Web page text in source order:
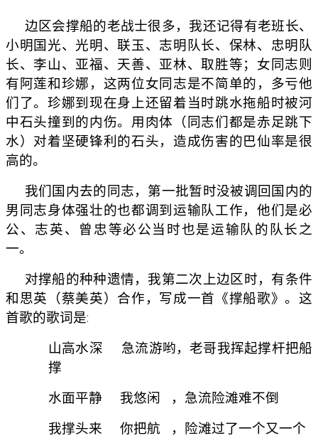
边区会撑船的老战士很多，我还记得有老班长、
小明国光、光明、联玉、志明队长、保林、忠明队
长、李山、亚福、天善、亚林、取胜等；女同志则
有阿莲和珍娜，这两位女同志是不简单的，多亏他
们了。珍娜到现在身上还留着当时跳水拖船时被河
中石头撞到的内伤。用肉体（同志们都是赤足跳下
水）对着坚硬锋利的石头，造成伤害的巴仙率是很
高的。
我们国内去的同志，第一批暂时没被调回国内的
男同志身体强壮的也都调到运输队工作，他们是必
公、志英、曾忠等必公当时也是运输队的队长之
一。
对撑船的种种遗情，我第二次上边区时，有条件
和思英（蔡美英）合作，写成一首《撑船歌》。这
首歌的歌词是:
山高水深 急流游哟，老哥我挥起撑杆把船
撑
水面平静 我悠闲 ，急流险滩难不倒
我撑头来 你把航 ，险滩过了一个又一个